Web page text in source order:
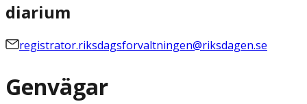
diarium
registrator.riksdagsforvaltningen@riksdagen.se
Genvägar